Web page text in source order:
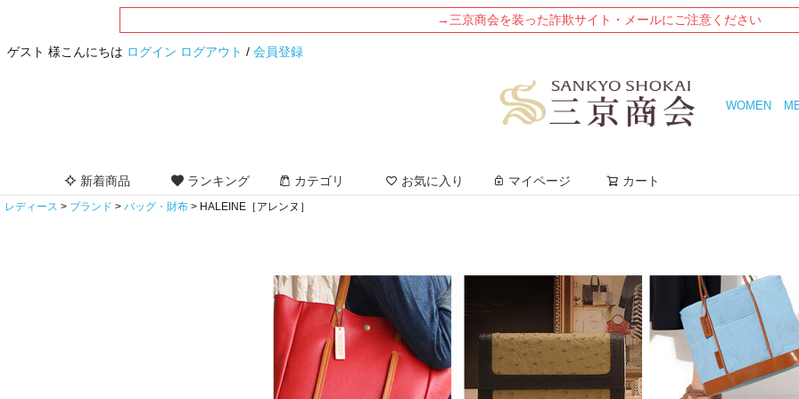
→三京商会を装った詐欺サイト・メールにご注意ください
ゲスト 様こんにちは ログイン ログアウト / 会員登録
WOMEN
新着商品 ランキング カテゴリ お気に入り マイページ カート
レディース ブランド バッグ・財布 HALEINE［アレンヌ］